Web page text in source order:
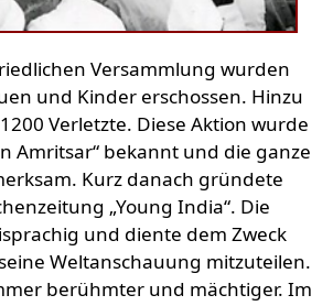
Versammlung wurden
und Kinder erschossen. Hinzu
Verletzte. Diese Aktion wurde
Amritsar“ bekannt und die ganze
Kurz danach gründete
„Young India“. Die
und diente dem Zweck
Weltanschauung mitzuteilen.
berühmter und mächtiger. Im